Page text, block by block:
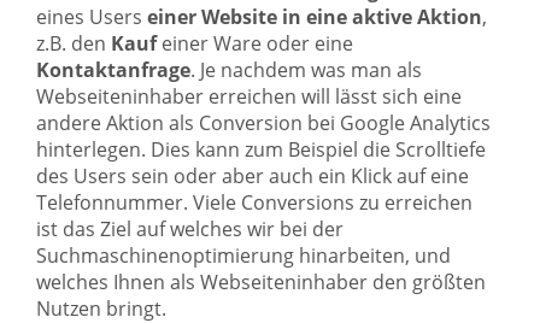
eines Users einer Website in eine aktiveAktion,
z.B. den Kaufeiner Ware oder eine
Kontaktanfrage. Je nachdem was man als
Webseiteninhaber erreichen will lässt sich eine
andere Aktion als Conversion bei Google Analytics
hinterlegen. Dies kann zum Beispiel die Scrolltiefe
des Users sein oder aber auch ein Klick auf eine
Telefonnummer. Viele Conversions zu erreichen
ist das Ziel auf welches wir bei der
Suchmaschinenoptimierung hinarbeiten, und
welches Ihnen als Webseiteninhaber den größten
Nutzen bringt.